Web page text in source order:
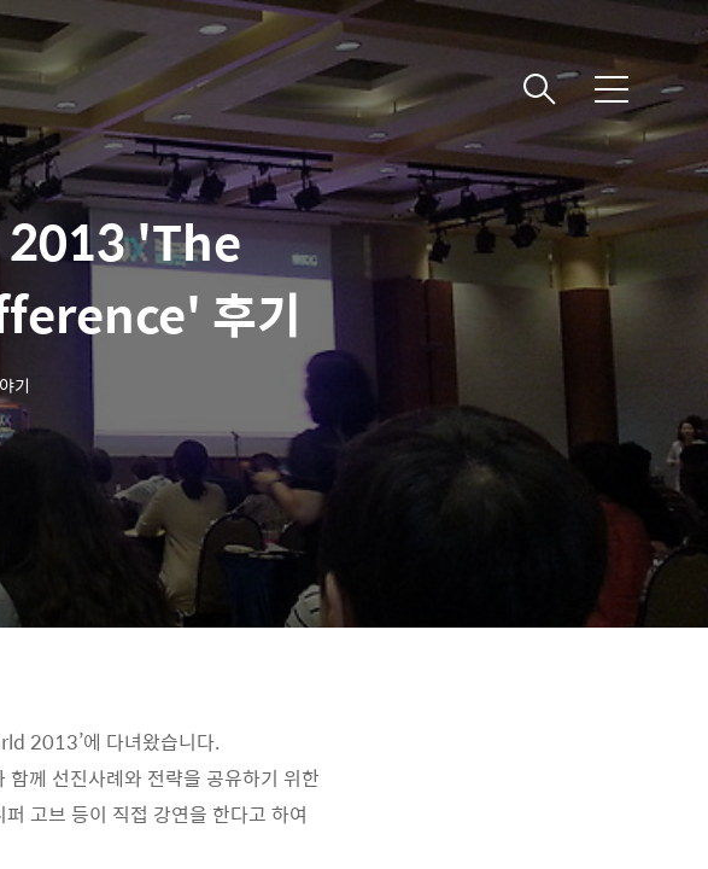
메뉴
2013 'The
후기
기
2013’에 다녀왔습니다.
께 선진사례와 전략을 공유하기 위한
고브 등이 직접 강연을 한다고 하여